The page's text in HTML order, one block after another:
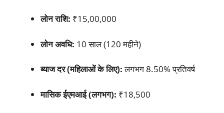
लोन राशि: ₹15,00,000
लोन अवधि: 10 साल (120 महीने)
ब्याज दर (महिलाओं के लिए):लगभग 8.50% प्रतिवर्ष
मासिक ईएमआई (लगभग): ₹18,500